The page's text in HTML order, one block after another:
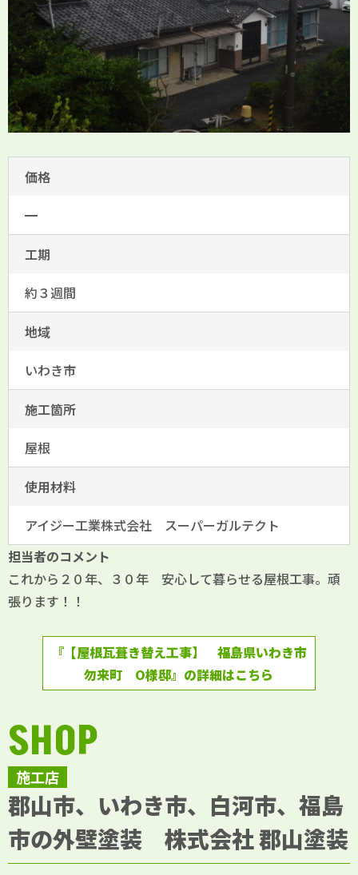
価格
━
工期
約３週間
地域
いわき市
施工箇所
屋根
使用材料
アイジー工業株式会社 スーパーガルテクト
担当者のコメント
これから２０年、３０年 安心して暮らせる屋根工事。頑
張ります！！
『【屋根瓦葺き替え工事】 福島県いわき市
勿来町 O様邸』の詳細はこちら
施工店
SHOP
郡山市、いわき市、白河市、福島
市の外壁塗装 株式会社 郡山塗装